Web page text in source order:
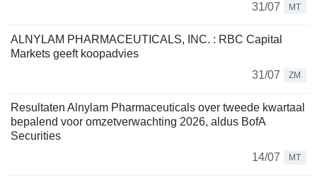
31/07
MT
ALNYLAM PHARMACEUTICALS, INC. : RBC Capital
Markets geeft koopadvies
31/07
ZM
Resultaten Alnylam Pharmaceuticals over tweede kwartaal
bepalend voor omzetverwachting 2026, aldus BofA
Securities
14/07
MT